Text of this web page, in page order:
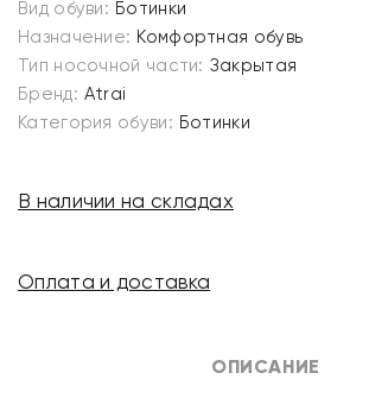
ОПИСАНИЕ
Вид обуви: Ботинки
Назначение: Комфортная обувь
Тип носочной части: Закрытая
Бренд: Atrai
Категория обуви: Ботинки
В наличии на складах
Оплата и доставка